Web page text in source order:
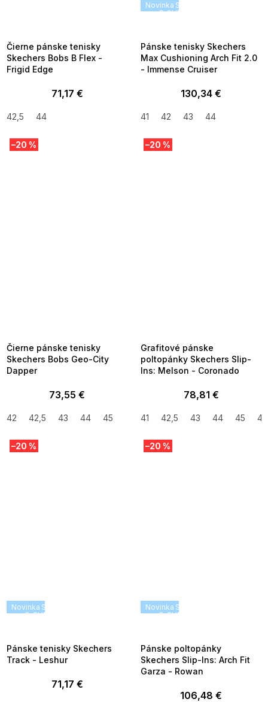
Čierne pánske tenisky
Skechers Bobs B Flex -
Frigid Edge
71,17 €
42,5 44
Novinka SUMMER SALE -35% ?
Pánske tenisky Skechers
Max Cushioning Arch Fit 2.0
- Immense Cruiser
130,34 €
41 42 43 44
–20 %
Čierne pánske tenisky
Skechers Bobs Geo-City
Dapper
73,55 €
42 42,5 43 44 45
–20 %
Grafitové pánske
poltopánky Skechers Slip-
Ins: Melson - Coronado
78,81 €
41 42,5 43 44 45
Novinka SUMMER SALE -35% ?
G_SUMMER35:35:EUR:P:f!2026-
–20 %
Pánske tenisky Skechers
Track - Leshur
71,17 €
Novinka SUMMER SALE -35% ?
–20 %
Pánske poltopánky
Skechers Slip-Ins: Arch Fit
Garza - Rowan
106,48 €